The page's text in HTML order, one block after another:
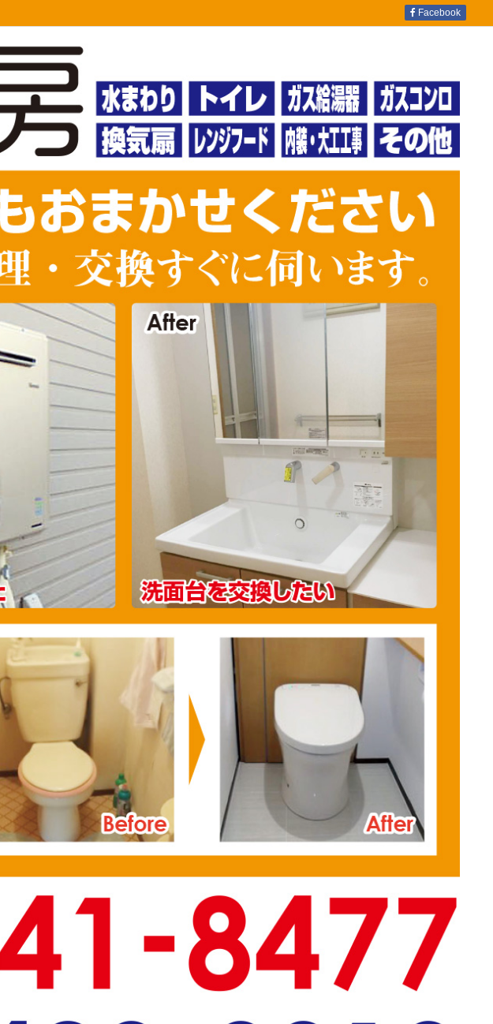
Facebook